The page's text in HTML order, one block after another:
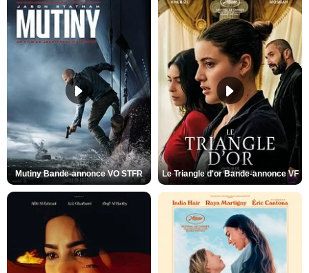
Mutiny Bande-annonce VO STFR Le Triangle d'or Bande-annonce VF